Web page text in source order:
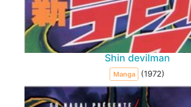
Shin devilman
Manga (1972)